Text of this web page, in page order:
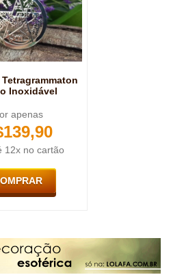
Inoxidável
apenas
139,90
12x no cartão